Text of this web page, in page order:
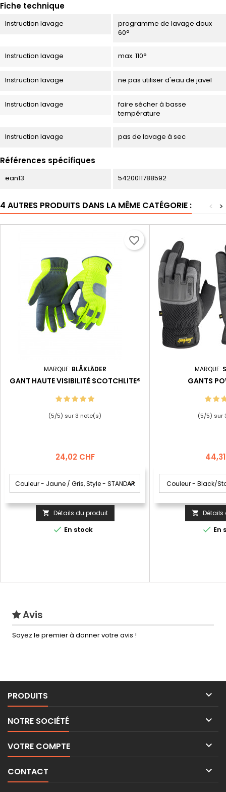
Fiche technique
Instruction lavage
programme de lavage doux
60°
Instruction lavage max. 110°
Instruction lavage ne pas utiliser d'eau de javel
Instruction lavage
faire sécher à basse
température
Instruction lavage pas de lavage à sec
Références spécifiques
ean13 5420011788592
4 AUTRES PRODUITS DANS LA MÊME CATÉGORIE : >
<
MARQUE: BLÅKLÄDER
GANT HAUTE VISIBILITÉ SCOTCHLITE®
(5/5) sur3 note(s)
Prix
24,02 CHF
 Détails du produit
 En stock
favorite_border
MARQUE:
GANTS
(5/5) sur
Prix
 Détails
 En
Avis
Soyez le premier à donner votre avis !
PRODUITS 
NOTRE SOCIÉTÉ 
VOTRE COMPTE 
CONTACT 